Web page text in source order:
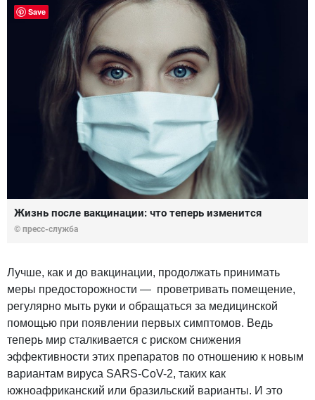
Жизнь после вакцинации: что теперь изменится
© пресс-служба
Лучше, как и до вакцинации, продолжать принимать
меры предосторожности — проветривать помещение,
регулярно мыть руки и обращаться за медицинской
помощью при появлении первых симптомов. Ведь
теперь мир сталкивается с риском снижения
эффективности этих препаратов по отношению к новым
вариантам вируса SARS-CoV-2, таких как
южноафриканский или бразильский варианты. И это
Save